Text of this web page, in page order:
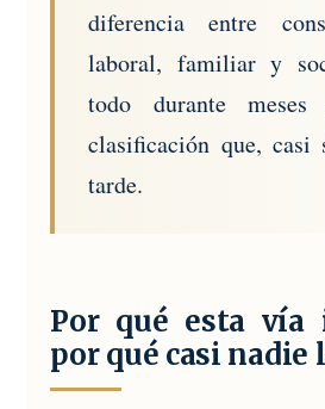
diferencia entre
laboral, familiar y
todo durante meses
clasificación que, casi
tarde.
Por qué esta vía
por qué casi nadie